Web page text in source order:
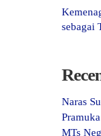
sebagai
Naras
MTs